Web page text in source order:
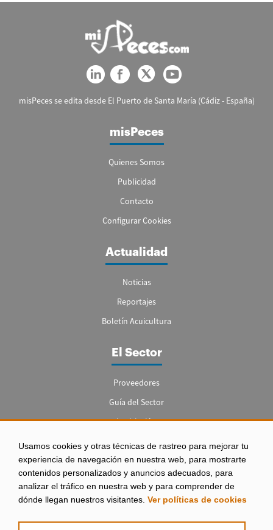
Usamos cookies y otras técnicas de rastreo para mejorar tu
experiencia de navegación en nuestra web, para mostrarte
contenidos personalizados y anuncios adecuados, para
analizar el tráfico en nuestra web y para comprender de
dónde llegan nuestros visitantes. Ver políticas de cookies
misPeces se edita desde El Puerto de Santa María (Cádiz - España)
misPeces
Quienes Somos
Publicidad
Contacto
Configurar Cookies
Actualidad
Noticias
Reportajes
Boletín Acuicultura
El Sector
Proveedores
Guía del Sector
Legislación
Empleo
Aviso legal
|